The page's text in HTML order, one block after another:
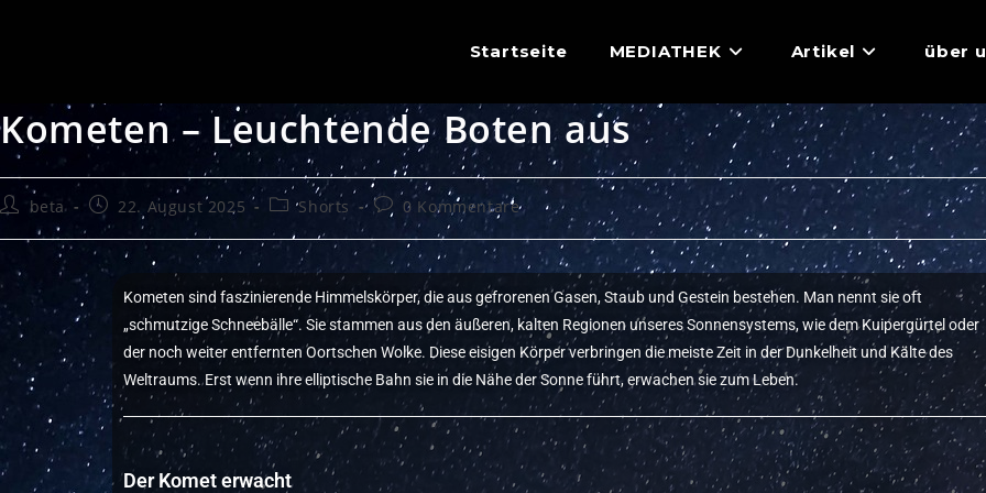
Startseite MEDIATHEK Artikel über
Kometen – Leuchtende Boten aus
beta 22. August 2025 Shorts 0 Kommentare
Kometen sind faszinierende Himmelskörper, die aus gefrorenen Gasen, Staub und Gestein bestehen. Man nennt sie oft
„schmutzige Schneebälle“. Sie stammen aus den äußeren, kalten Regionen unseres Sonnensystems, wie dem Kuipergürtel oder
der noch weiter entfernten Oortschen Wolke. Diese eisigen Körper verbringen die meiste Zeit in der Dunkelheit und Kälte des
Weltraums. Erst wenn ihre elliptische Bahn sie in die Nähe der Sonne führt, erwachen sie zum Leben.
Der Komet erwacht